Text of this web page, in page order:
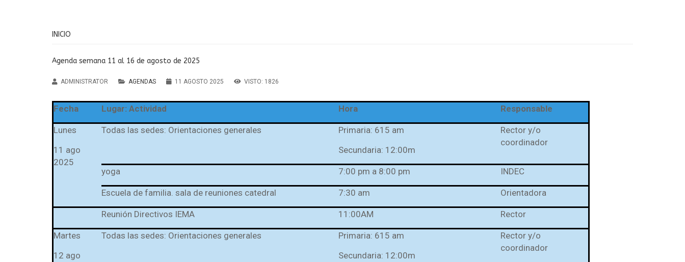
Material Prest-Math
Quiero Ser Quiero
Saber
Institución Educativa
María Auxiliadora Caldas
Antioquia
INICIO
Agenda semana 11 al 16 de agosto de 2025
ADMINISTRATOR AGENDAS 11 AGOSTO 2025 VISTO: 1826
Fecha Lugar: Actividad Hora Responsable
Lunes
11 ago
2025
Todas las sedes: Orientaciones generales
Primaria: 615 am
Secundaria: 12:00m
Rector y/o
coordinador
yoga 7:00 pm a 8:00 pm INDEC
Escuela de familia. sala de reuniones catedral 7:30 am Orientadora
Reunión Directivos IEMA 11:00AM Rector
Martes
12 ago
Todas las sedes: Orientaciones generales
Primaria: 615 am
Secundaria: 12:00m
Rector y/o
coordinador